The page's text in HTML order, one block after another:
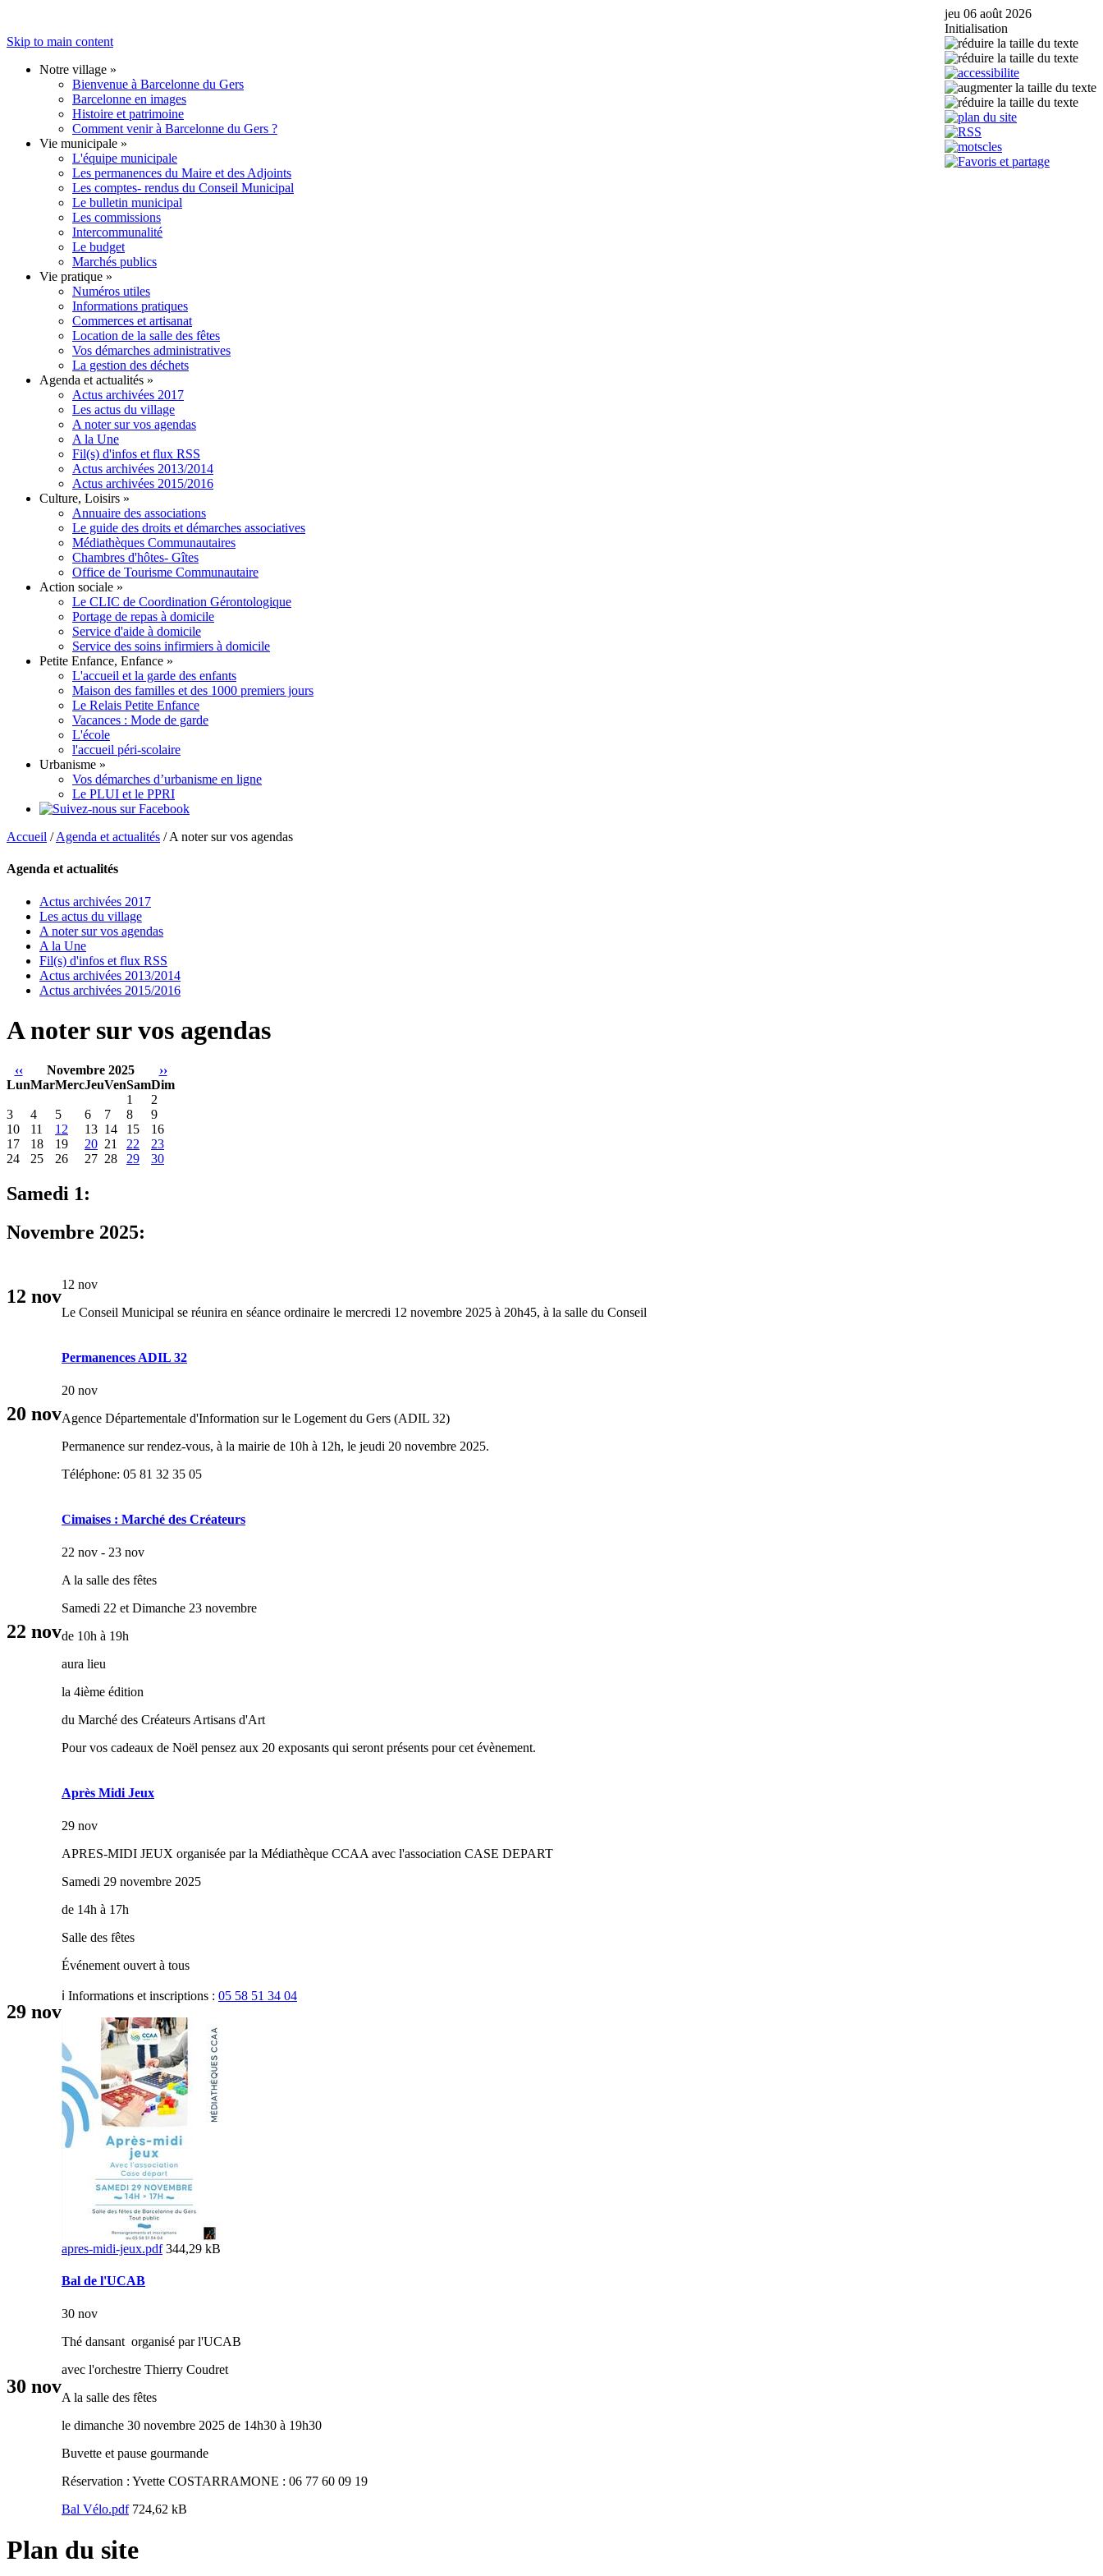
jeu 06 août 2026
Initialisation
Skip to main content
Notre village »
Bienvenue à Barcelonne du Gers
Barcelonne en images
Histoire et patrimoine
Comment venir à Barcelonne du Gers ?
Vie municipale »
L'équipe municipale
Les permanences du Maire et des Adjoints
Les comptes- rendus du Conseil Municipal
Le bulletin municipal
Les commissions
Intercommunalité
Le budget
Marchés publics
Vie pratique »
Numéros utiles
Informations pratiques
Commerces et artisanat
Location de la salle des fêtes
Vos démarches administratives
La gestion des déchets
Agenda et actualités »
Actus archivées 2017
Les actus du village
A noter sur vos agendas
A la Une
Fil(s) d'infos et flux RSS
Actus archivées 2013/2014
Actus archivées 2015/2016
Culture, Loisirs »
Annuaire des associations
Le guide des droits et démarches associatives
Médiathèques Communautaires
Chambres d'hôtes- Gîtes
Office de Tourisme Communautaire
Action sociale »
Le CLIC de Coordination Gérontologique
Portage de repas à domicile
Service d'aide à domicile
Service des soins infirmiers à domicile
Petite Enfance, Enfance »
L'accueil et la garde des enfants
Maison des familles et des 1000 premiers jours
Le Relais Petite Enfance
Vacances : Mode de garde
L'école
l'accueil péri-scolaire
Urbanisme »
Vos démarches d’urbanisme en ligne
Le PLUI et le PPRI
Accueil / Agenda et actualités / A noter sur vos agendas
Agenda et actualités
Actus archivées 2017
Les actus du village
A noter sur vos agendas
A la Une
Fil(s) d'infos et flux RSS
Actus archivées 2013/2014
Actus archivées 2015/2016
A noter sur vos agendas
‹‹ Novembre 2025
››
LunMarMercJeuVenSamDim
1
2
3
4 5 6 7 8
9
10
11 12 13 14 15
16
17
18 19 20 21 22
23
24
25 26 27 28 29 30
Samedi 1:
Novembre 2025:
12 nov
12 nov
Le Conseil Municipal se réunira en séance ordinaire le mercredi 12 novembre 2025 à 20h45, à la salle du Conseil
20 nov
Permanences ADIL 32
20 nov
Agence Départementale d'Information sur le Logement du Gers (ADIL 32)
Permanence sur rendez-vous, à la mairie de 10h à 12h, le jeudi 20 novembre 2025.
Téléphone: 05 81 32 35 05
22 nov
Cimaises : Marché des Créateurs
22 nov - 23 nov
A la salle des fêtes
Samedi 22 et Dimanche 23 novembre
de 10h à 19h
aura lieu
la 4ième édition
du Marché des Créateurs Artisans d'Art
Pour vos cadeaux de Noël pensez aux 20 exposants qui seront présents pour cet évènement.
29 nov
Après Midi Jeux
29 nov
APRES-MIDI JEUX organisée par la Médiathèque CCAA avec l'association CASE DEPART
Samedi 29 novembre 2025
de 14h à 17h
Salle des fêtes
‍Événement ouvert à tous
ℹ️ Informations et inscriptions : 05 58 51 34 04
apres-midi-jeux.pdf344,29 kB
30 nov
Bal de l'UCAB
30 nov
Thé dansant organisé par l'UCAB
avec l'orchestre Thierry Coudret
A la salle des fêtes
le dimanche 30 novembre 2025 de 14h30 à 19h30
Buvette et pause gourmande
Réservation : Yvette COSTARRAMONE : 06 77 60 09 19
Bal Vélo.pdf724,62 kB
Plan du site